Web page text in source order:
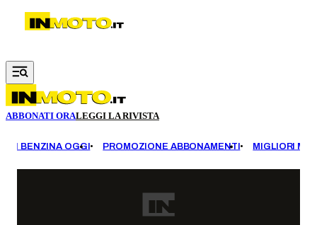
Vai al contenuto principale
ABBONATI ORALEGGI LA RIVISTA
BENZINA OGGI PROMOZIONE ABBONAMENTI MIGLIORI